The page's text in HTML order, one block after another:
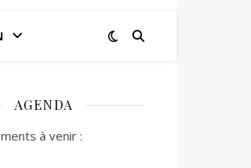
AGENDA
à venir :